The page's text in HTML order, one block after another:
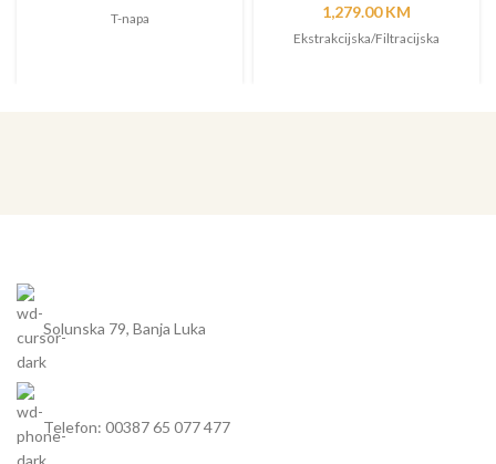
T-napa 1,279.00KM
Ekstrakcijska/Filtracijska
Solunska 79, Banja Luka
Telefon: 00387 65 077 477